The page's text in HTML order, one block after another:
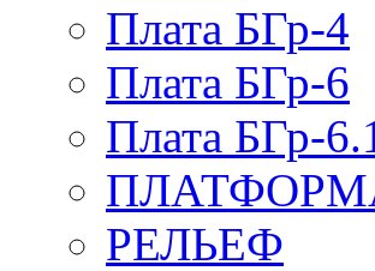
Плата БГр-4
Плата БГр-6
Плата БГр-
РЕЛЬЕФ